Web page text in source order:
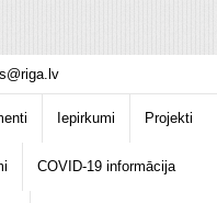
Iepirkumi Projekti
COVID-19 informācija